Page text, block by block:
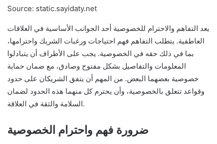
Source: static.sayidaty.net
يعد التفاهم والاحترام للخصوصية أحد الجوانب الأساسية في العلاقات
العاطفية. يتطلب التفاهم فهم احتياجات ورغبات الشريك واحترامها،
بما في ذلك حقه في الخصوصية. يجب على الأطراف أن يتبادلوا
المعلومات والتفاصيل بشكل مفتوح وصادق، مع ضمان حماية
خصوصية بعضهما البعض. من المهم أن يتفق الشريكان على حدود
وقواعد تتعلق بالخصوصية، وأن يحترم كل منهما هذه الحدود لضمان
السلامة والثقة في العلاقة.
ضرورة فهم واحترام الخصوصية